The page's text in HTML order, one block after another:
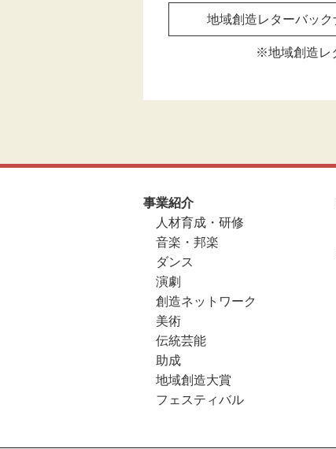
地域創造レターバッ
※地域創造レ
事業紹介
人材育成・研修
音楽・邦楽
ダンス
演劇
創造ネットワーク
美術
伝統芸能
助成
地域創造大賞
フェスティバル